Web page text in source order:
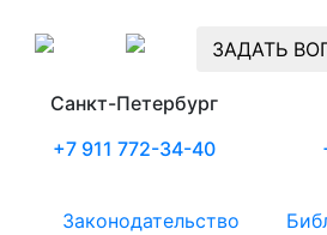
Законодательство
ЗАДАТЬ
Санкт-Петербург
+7 911 772-34-40